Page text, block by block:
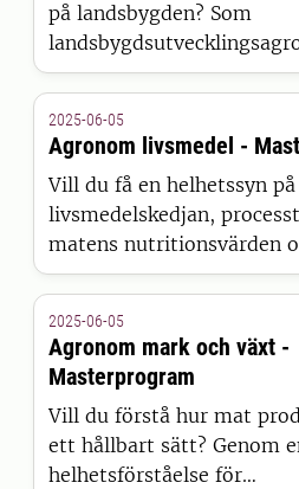
på landsbygden? Som
du till en hållbar
2025-06-05
Agronom livsmedel -
Vill du få en helhetssyn på
livsmedelskedjan,
matens nutritionsvärden
livsmedelslagstiftningen?
hållbar
master i
till framtidens
2025-06-05
Agronom mark och växt -
Masterprogram
Vill du förstå hur mat
ett hållbart sätt? Genom
helhetsförståelse för